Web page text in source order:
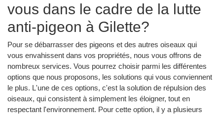
vous dans le cadre de la lutte
anti-pigeon à Gilette?
Pour se débarrasser des pigeons et des autres oiseaux qui
vous envahissent dans vos propriétés, nous vous offrons de
nombreux services. Vous pourrez choisir parmi les différentes
options que nous proposons, les solutions qui vous conviennent
le plus. L'une de ces options, c'est la solution de répulsion des
oiseaux, qui consistent à simplement les éloigner, tout en
respectant l'environnement. Pour cette option, il y a plusieurs